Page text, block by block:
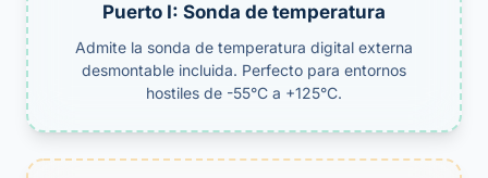
Puerto I: Sonda de temperatura
Admite la sonda de temperatura digital externa
desmontable incluida. Perfecto para entornos
hostiles de -55°C a +125°C.